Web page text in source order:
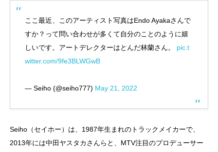
ここ最近、このアーティスト写真はEndo Ayakaさんで
すか？って問い合わせが多くて自分のことのように嬉
しいです。アートデレクターはとんだ林蘭さん。 pic.t
witter.com/9fe3BLWGwB
— Seiho (@seiho777) May 21, 2022
Seiho（セイホー）は、1987年生まれのトラックメイカーで、
2013年には中田ヤスタカさんらと、MTV注目のプロデューサー